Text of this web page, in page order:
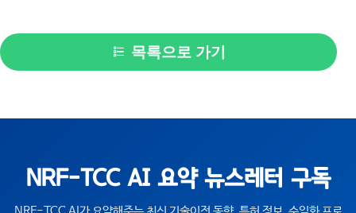
목록으로 가기
NRF-TCC AI 요약 뉴스레터 구독